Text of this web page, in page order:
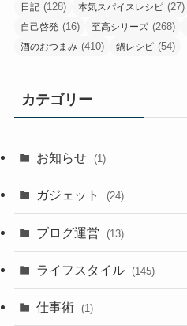
日記 (128) 本気スパイスレシピ (27)
自己啓発 (16) 至高シリーズ (268)
酒のおつまみ (410) 鍋レシピ (54)
カテゴリー
お知らせ (1)
ガジェット (24)
ブログ運営 (13)
ライフスタイル (145)
仕事術 (1)